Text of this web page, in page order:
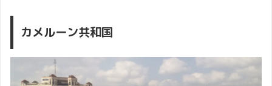
カメルーン共和国